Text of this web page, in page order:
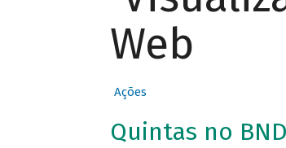
Web
Ações
Quintas no